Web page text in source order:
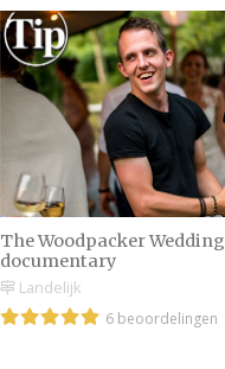
The Woodpacker Wedding
documentary
Landelijk
6 beoordelingen